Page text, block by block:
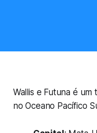
Wallis e Futuna é
no Oceano Pacífico